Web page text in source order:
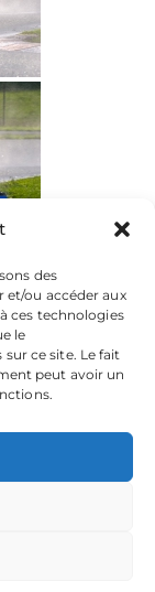
des
et/ou accéder aux
ces technologies
le
ce site. Le fait
peut avoir un